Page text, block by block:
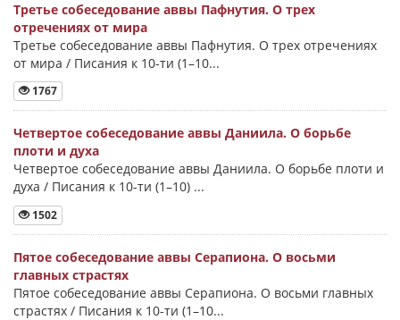
Третье собеседование аввы Пафнутия. О трех
отречениях от мира
Третье собеседование аввы Пафнутия. О трех отречениях
от мира / Писания к 10-ти (1–10...
1767
Четвертое собеседование аввы Даниила. О борьбе
плоти и духа
Четвертое собеседование аввы Даниила. О борьбе плоти и
духа / Писания к 10-ти (1–10) ...
1502
Пятое собеседование аввы Серапиона. О восьми
главных страстях
Пятое собеседование аввы Серапиона. О восьми главных
страстях / Писания к 10-ти (1–10...